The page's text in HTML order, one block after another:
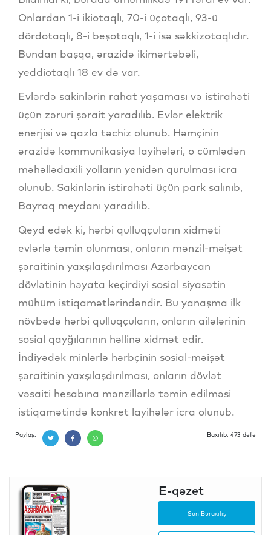
Onlardan 1-i ikiotaqlı, 70-i üçotaqlı, 93-ü
dördotaqlı, 8-i beşotaqlı, 1-i isə səkkizotaqlıdır.
Bundan başqa, ərazidə ikimərtəbəli,
yeddiotaqlı 18 ev də var.
Evlərdə sakinlərin rahat yaşaması və istirahəti
üçün zəruri şərait yaradılıb. Evlər elektrik
enerjisi və qazla təchiz olunub. Həmçinin
ərazidə kommunikasiya layihələri, o cümlədən
məhəllədaxili yolların yenidən qurulması icra
olunub. Sakinlərin istirahəti üçün park salınıb,
Bayraq meydanı yaradılıb.
Qeyd edək ki, hərbi qulluqçuların xidməti
evlərlə təmin olunması, onların mənzil-məişət
şəraitinin yaxşılaşdırılması Azərbaycan
dövlətinin həyata keçirdiyi sosial siyasətin
mühüm istiqamətlərindəndir. Bu yanaşma ilk
növbədə hərbi qulluqçuların, onların ailələrinin
sosial qayğılarının həllinə xidmət edir.
İndiyədək minlərlə hərbçinin sosial-məişət
şəraitinin yaxşılaşdırılması, onların dövlət
vəsaiti hesabına mənzillərlə təmin edilməsi
istiqamətində konkret layihələr icra olunub.
Paylaş: Baxılıb: 473 dəfə
E-qəzet
Son Buraxılış